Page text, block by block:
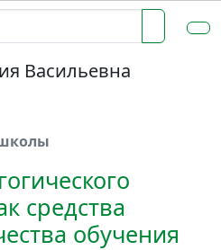
Васильевна
средства
обучения